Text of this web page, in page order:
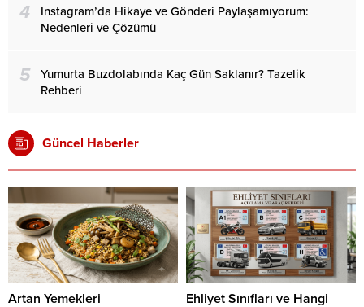
4
Instagram’da Hikaye ve Gönderi Paylaşamıyorum:
Nedenleri ve Çözümü
5
Yumurta Buzdolabında Kaç Gün Saklanır? Tazelik
Rehberi
Güncel Haberler
Artan Yemekleri Ehliyet Sınıfları ve Hangi